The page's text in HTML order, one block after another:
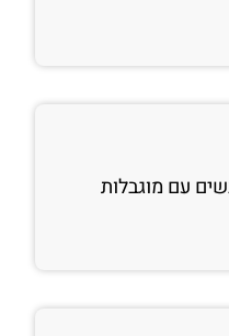
עם מוגבלות